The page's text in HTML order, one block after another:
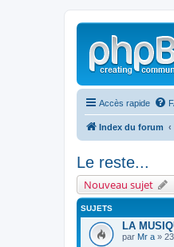
Accès rapide
Index du forum
Le reste...
Nouveau sujet
SUJETS
LA
par Mr a »